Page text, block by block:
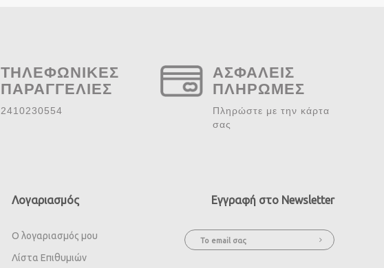
ΤΗΛΕΦΩΝΙΚΕΣ
ΠΑΡΑΓΓΕΛΙΕΣ
2410230554
ΑΣΦΑΛΕΙΣ
ΠΛΗΡΩΜΕΣ
Πληρώστε με την κάρτα
σας
Λογαριασμός
Ο λογαριασμός μου
Λίστα Επιθυμιών
Εγγραφή στο Newsletter